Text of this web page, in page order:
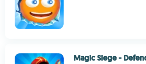
Magic Siege -